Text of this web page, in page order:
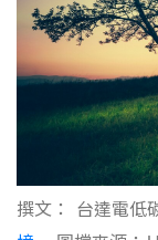
撰文： 台達電低